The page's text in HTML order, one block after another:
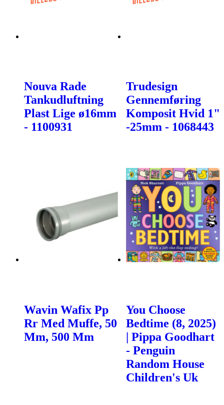
Nouva Rade
Tankudluftning
Plast Lige ø16mm
- 1100931
Trudesign
Gennemføring
Komposit Hvid 1"
-25mm - 1068443
Wavin Wafix Pp
Rr Med Muffe, 50
Mm, 500 Mm
You Choose
Bedtime (8, 2025)
| Pippa Goodhart
- Penguin
Random House
Children's Uk